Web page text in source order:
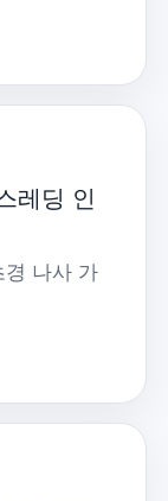
레딩 인
경 나사 가